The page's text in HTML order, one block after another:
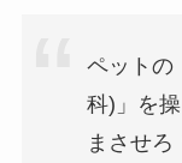
ペットの
科)」を
まさせろ